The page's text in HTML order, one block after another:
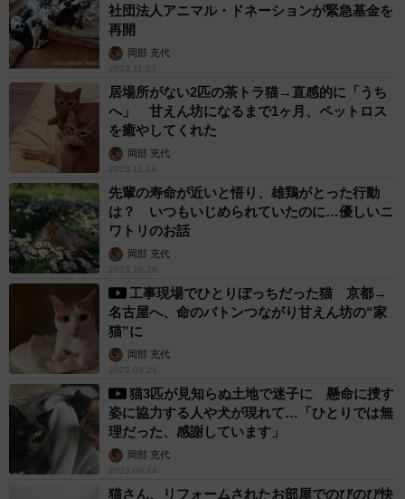
社団法人アニマル・ドネーションが緊急基金を
再開
岡部 充代
2023.11.23
居場所がない2匹の茶トラ猫→直感的に「うち
へ」 甘えん坊になるまで1ヶ月、ペットロス
を癒やしてくれた
岡部 充代
2023.11.14
先輩の寿命が近いと悟り、雄鶏がとった行動
は？ いつもいじめられていたのに…優しいニ
ワトリのお話
岡部 充代
2023.10.26
工事現場でひとりぼっちだった猫 京都→
名古屋へ、命のバトンつながり甘えん坊の“家
猫”に
岡部 充代
2023.09.21
猫3匹が見知らぬ土地で迷子に 懸命に捜す
姿に協力する人や犬が現れて…「ひとりでは無
理だった、感謝しています」
岡部 充代
2023.09.14
猫さん、リフォームされたお部屋でのびのび快